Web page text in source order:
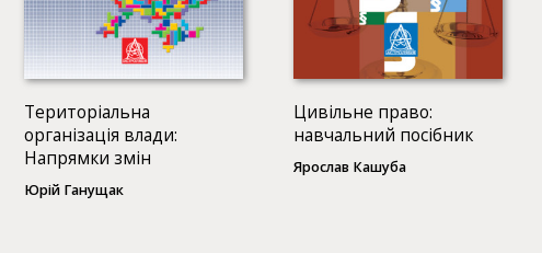
Територіальна
організація влади:
Напрямки змін
Юрій Ганущак
Цивільне право:
навчальний посібник
Ярослав Кашуба